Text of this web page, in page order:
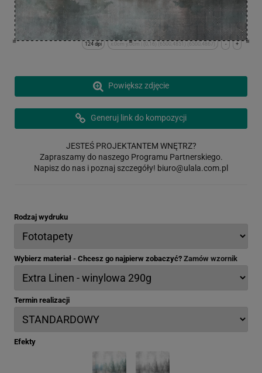
+
-
x:0cm y:0cm | (0,16) (6500,4851) (6500,4867)
124 dpi
Powiększ zdjęcie
Generuj link do kompozycji
JESTEŚ PROJEKTANTEM WNĘTRZ?
Zapraszamy do naszego Programu Partnerskiego.
Napisz do nas i poznaj szczegóły! biuro@ulala.com.pl
Rodzaj wydruku
Wybierz materiał - Chcesz go najpierw zobaczyć? Zamów wzornik
Termin realizacji
Efekty